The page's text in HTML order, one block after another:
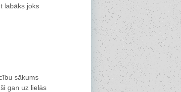
labāks joks
sākums
gan uz lielās